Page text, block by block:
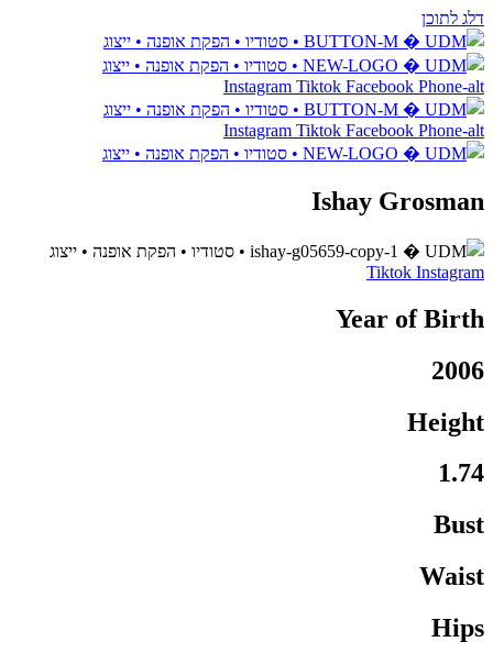
דלג לתוכן
Instagram Tiktok Facebook Phone-alt
Instagram Tiktok Facebook Phone-alt
Ishay Grosman
Tiktok Instagram
Year of Birth
2006
Height
1.74
Bust
Waist
Hips